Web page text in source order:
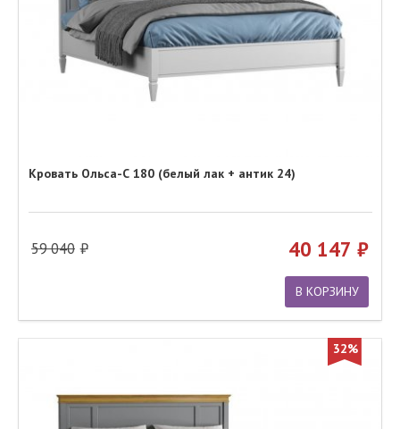
Кровать Ольса-С 180 (белый лак + антик 24)
59 040 40 147
В КОРЗИНУ
32%